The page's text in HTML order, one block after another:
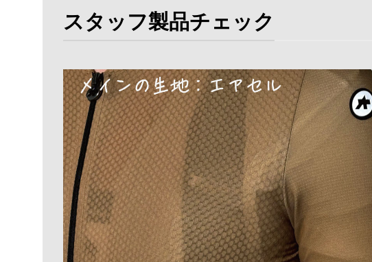
スタッフ製品チェック